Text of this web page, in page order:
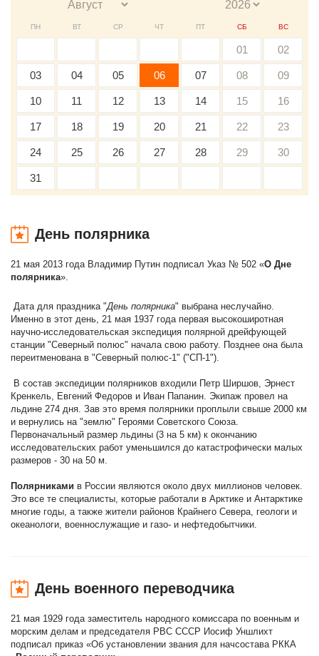
ПН ВТ СР ЧТ ПТ СБ ВС
01 02
03 04 05 06 07 08 09
10 11 12 13 14 15 16
17 18 19 20 21 22 23
24 25 26 27 28 29 30
31
День полярника
21 мая 2013 года Владимир Путин подписал Указ № 502 «О Дне
полярника».
Дата для праздника "День полярника" выбрана неслучайно.
Именно в этот день, 21 мая 1937 года первая высокоширотная
научно-исследовательская экспедиция полярной дрейфующей
станции "Северный полюс" начала свою работу. Позднее она была
переитменована в "Северный полюс-1" ("СП-1").
В состав экспедиции полярников входили Петр Ширшов, Эрнест
Кренкель, Евгений Федоров и Иван Папанин. Экипаж провел на
льдине 274 дня. Зав это время полярники проплыли свыше 2000 км
и вернулись на "землю" Героями Советского Союза.
Первоначальный размер льдины (3 на 5 км) к окончанию
исследовательских работ уменьшился до катастрофически малых
размеров - 30 на 50 м.
Полярниками в России являются около двух миллионов человек.
Это все те специалисты, которые работали в Арктике и Антарктике
многие годы, а также жители районов Крайнего Севера, геологи и
океанологи, военнослужащие и газо- и нефтедобытчики.
День военного переводчика
21 мая 1929 года заместитель народного комиссара по военным и
морским делам и председателя РВС СССР Иосиф Уншлихт
подписал приказ «Об установлении звания для начсостава РККА